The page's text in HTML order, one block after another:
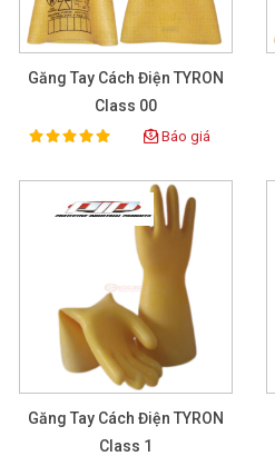
Găng Tay Cách Điện TYRON
Class 00
Rating:
100% Báo giá
Găng Tay Cách Điện TYRON
Class 1